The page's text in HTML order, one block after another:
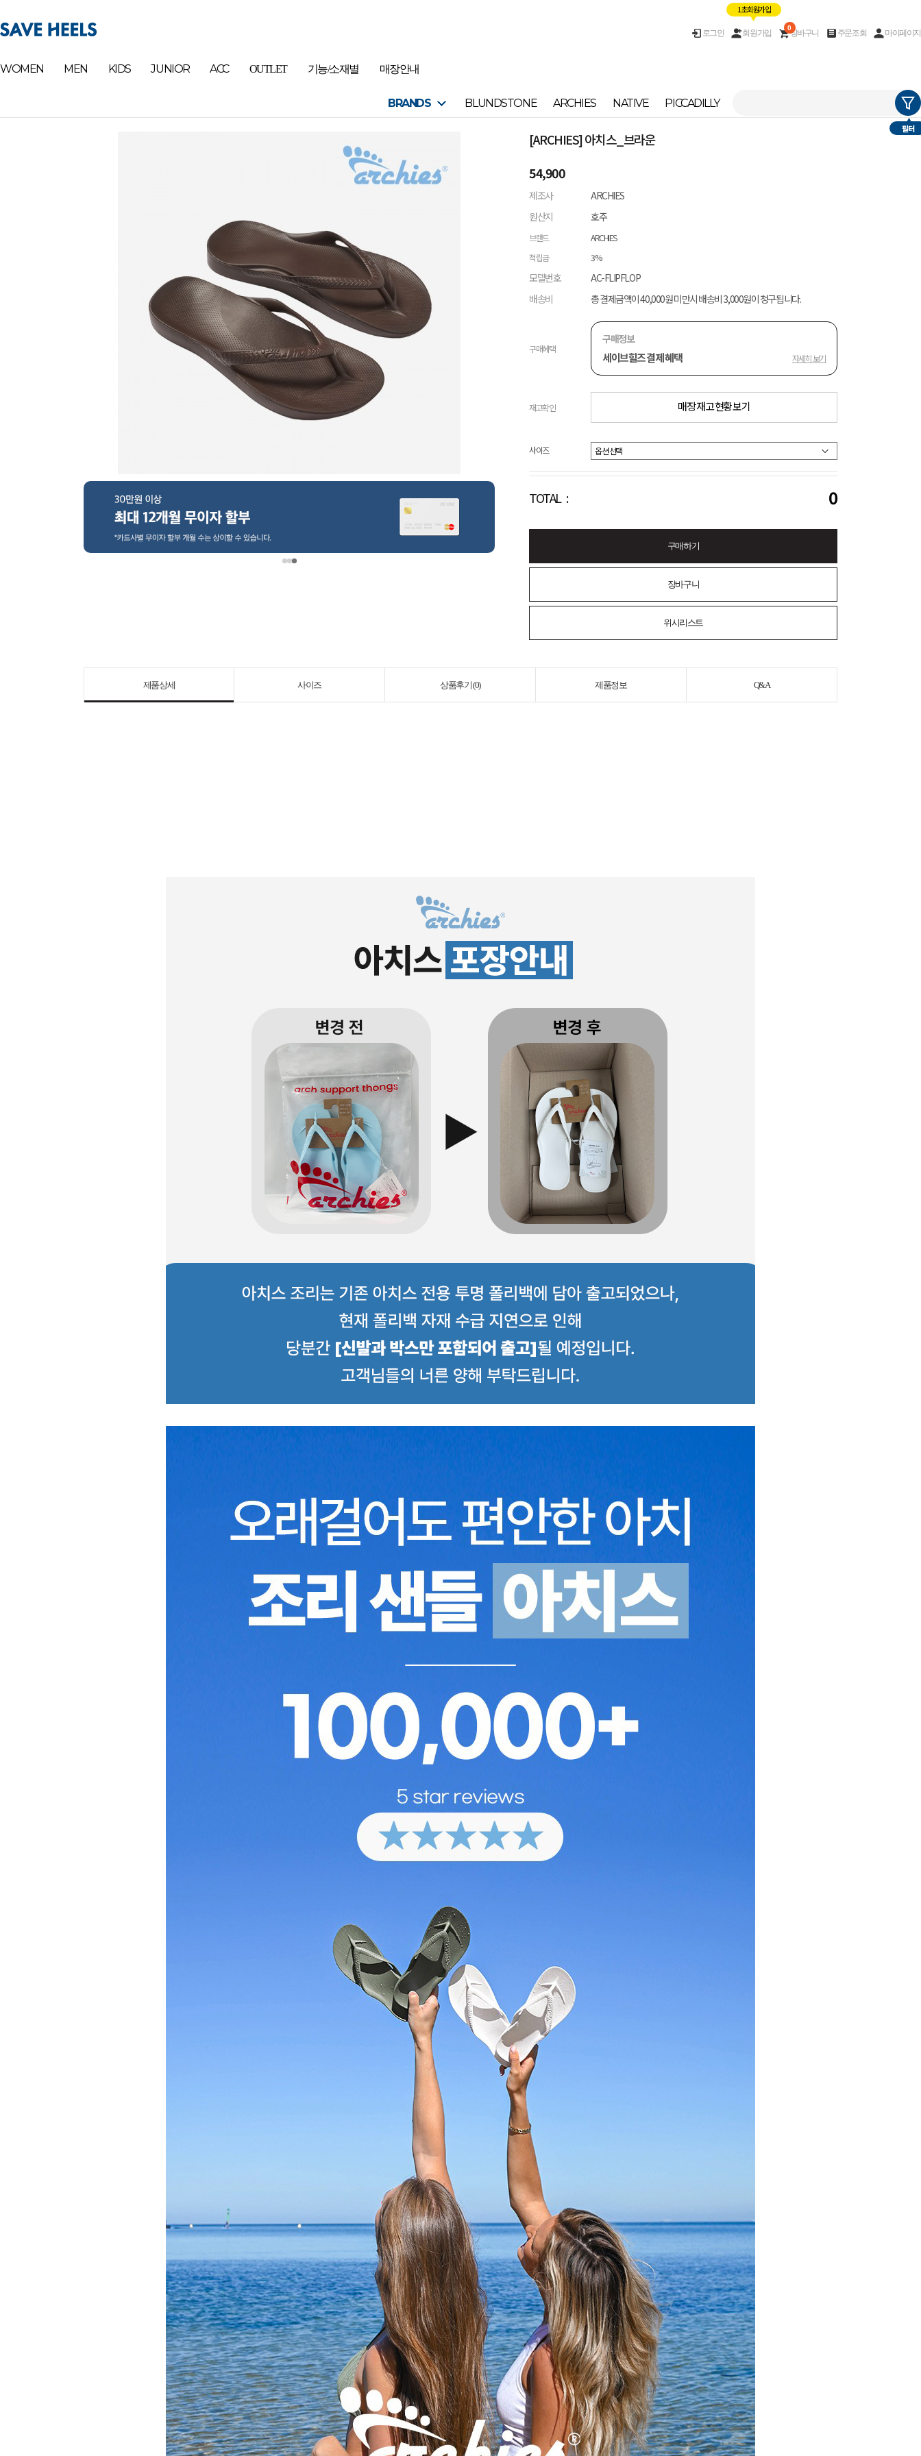
로그인 회원가입
1초 회원가입
장바구니
0
주문조회 마이페이지
WOMEN MEN KIDS JUNIOR ACC OUTLET 기능/소재별 매장안내
BRANDS BLUNDSTONE ARCHIES NATIVE PICCADILLY
필터
[ARCHIES] 아치스_브라운
54,900
제조사
ARCHIES
원산지
호주
브랜드
ARCHIES
적립금
3%
모델번호
AC-FLIPFLOP
배송비
총 결제금액이 40,000원 미만시 배송비 3,000원이 청구됩니다.
구매혜택
구매정보
세이브힐즈 결제 혜택 자세히 보기
재고확인 매장 재고 현황 보기
사이즈
TOTAL : 0
구매하기
장바구니
위시리스트
제품상세 사이즈 상품후기 (0) 제품정보 Q&A